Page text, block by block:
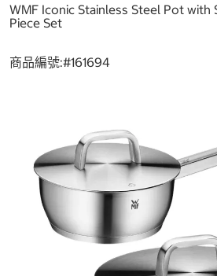
WMF Iconic Stainless Steel Pot with
Piece Set
商品編號:#161694